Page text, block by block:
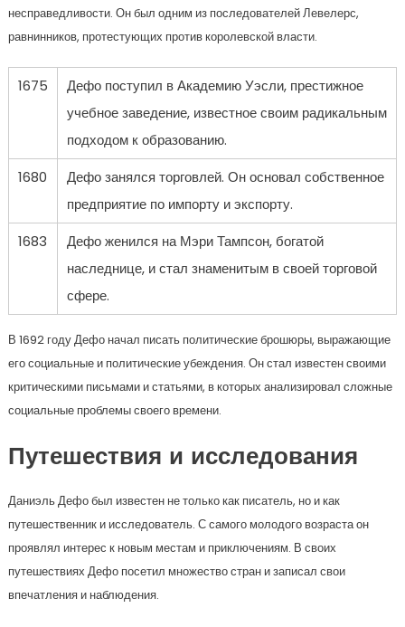
несправедливости. Он был одним из последователей Левелерс,
равнинников, протестующих против королевской власти.
1675
Дефо поступил в Академию Уэсли, престижное
учебное заведение, известное своим радикальным
подходом к образованию.
1680
Дефо занялся торговлей. Он основал собственное
предприятие по импорту и экспорту.
1683
Дефо женился на Мэри Тампсон, богатой
наследнице, и стал знаменитым в своей торговой
сфере.
В 1692 году Дефо начал писать политические брошюры, выражающие
его социальные и политические убеждения. Он стал известен своими
критическими письмами и статьями, в которых анализировал сложные
социальные проблемы своего времени.
Путешествия и исследования
Даниэль Дефо был известен не только как писатель, но и как
путешественник и исследователь. С самого молодого возраста он
проявлял интерес к новым местам и приключениям. В своих
путешествиях Дефо посетил множество стран и записал свои
впечатления и наблюдения.